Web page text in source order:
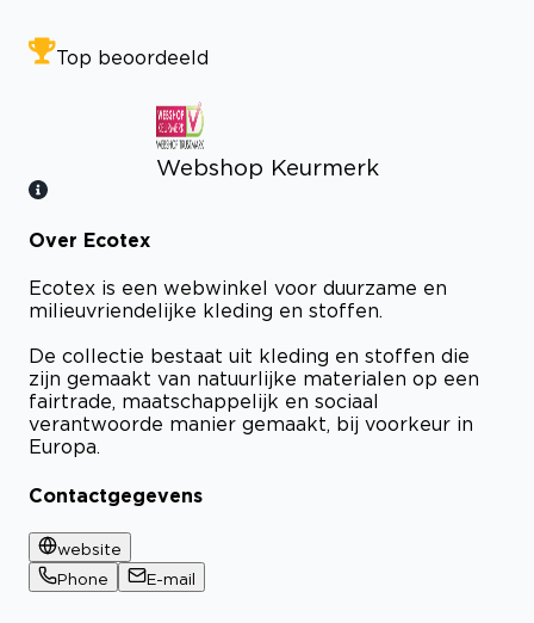
Top beoordeeld
Webshop Keurmerk
Bekijk certificaat
Over Ecotex
Ecotex is een webwinkel voor duurzame en
milieuvriendelijke kleding en stoffen.
De collectie bestaat uit kleding en stoffen die
zijn gemaakt van natuurlijke materialen op een
fairtrade, maatschappelijk en sociaal
verantwoorde manier gemaakt, bij voorkeur in
Europa.
Contactgegevens
website
Phone
E-mail